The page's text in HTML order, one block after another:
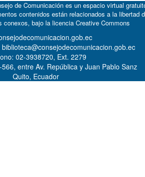
de Comunicación es un espacio virtual
contenidos están relacionados a la libertad
conexos, bajo la licencia Creative Commons
02-3938720, Ext. 2279
entre Av. República y Juan Pablo Sanz
Quito, Ecuador